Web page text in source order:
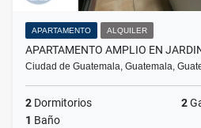
APARTAMENTO ALQUILER
APARTAMENTO AMPLIO EN
Ciudad de Guatemala, Guatemala,
2 Dormitorios 2
1 Baño